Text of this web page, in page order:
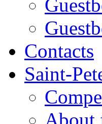
Contacts
Saint-
About